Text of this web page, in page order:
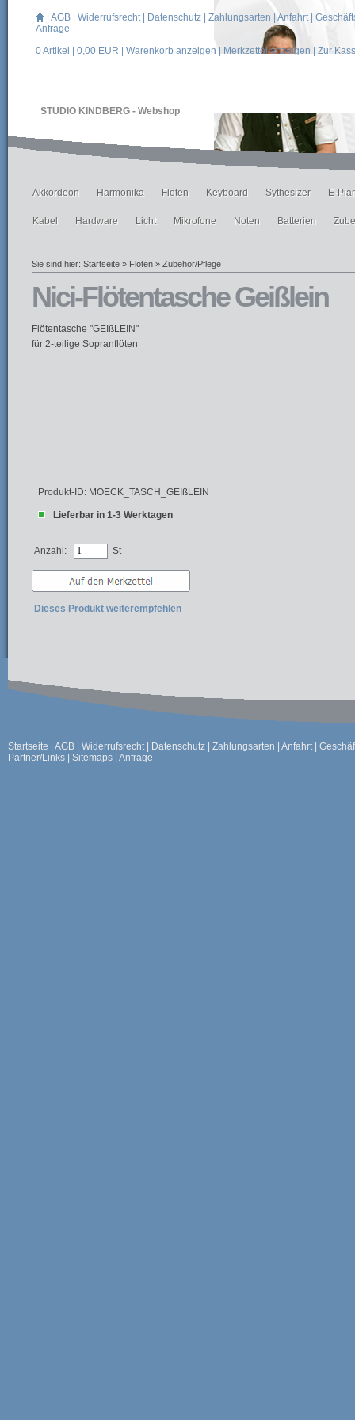
STUDIO KINDBERG - Webshop
AGB Widerrufsrecht| Datenschutz Zahlungsarten |Anfahrt|
Anfrage
0Artikel | 0,00 EUR | Warenkorb anzeigen Merkzettel anzeigen Zur
Akkordeon Harmonika Flöten Keyboard Sythesizer E-
Kabel Hardware Licht Mikrofone Noten Batterien
Sie sind hier: Startseite » Flöten » Zubehör/Pflege
Nici-Flötentasche Geißlein
Flötentasche "GEIßLEIN"
für 2-teilige Sopranflöten
Produkt-ID: MOECK_TASCH_GEIßLEIN
Lieferbar in 1-3 Werktagen
Anzahl: St
Dieses Produkt weiterempfehlen
Startseite AGB Widerrufsrecht| Datenschutz Zahlungsarten Anfahrt|
Partner/Links
Sitemaps Anfrage